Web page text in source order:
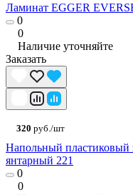
Ламинат EGGER
0
0
Наличие уточняйте
Заказать
320 руб./шт
Напольный
янтарный 221
0
0